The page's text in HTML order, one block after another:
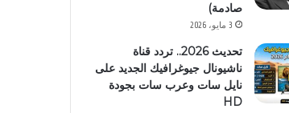
صادمة)
3 مايو، 2026
تحديث 2026.. تردد قناة
ناشيونال جيوغرافيك الجديد على
نايل سات وعرب سات بجودة
HD